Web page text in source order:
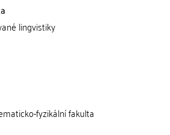
lingvistiky
fyzikální fakulta